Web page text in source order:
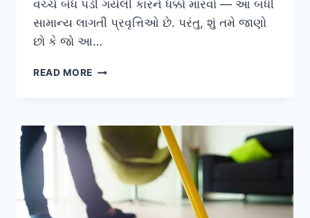
વચ્ચે બંધ પડી ગયેલી કારને ધક્કો મારવો — આ બધી
સામાન્ય લાગતી પ્રવૃત્તિઓ છે. પરંતુ, શું તમે જાણો
છો કે જો આ…
READ MORE ભારે
વસ્તુઓ
ધક્કો
મારતી
વખતે
શરીરનું
ગુરુત્વાકર્ષણ
કેન્દ્ર